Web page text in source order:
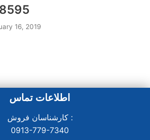
8595-331-0913
16, 2019
اطلاعات تماس
کارشناسان فروش :
0913-779-7340